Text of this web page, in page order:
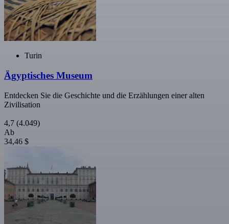
Turin
Ägyptisches Museum
Entdecken Sie die Geschichte und die Erzählungen einer alten
Zivilisation
4,7 (4.049)
Ab
34,46 $